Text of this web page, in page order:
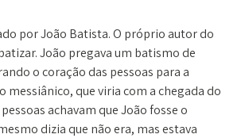
por João Batista. O próprio autor do
João pregava um batismo de
o coração das pessoas para a
messiânico, que viria com a chegada do
achavam que João fosse o
dizia que não era, mas estava